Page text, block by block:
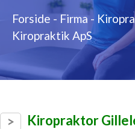
Forside - Firma -
Kiropraktik ApS
Kiropraktor